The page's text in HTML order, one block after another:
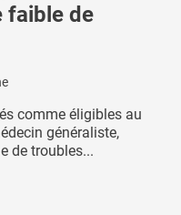
faible de
comme éligibles au
généraliste,
de troubles...